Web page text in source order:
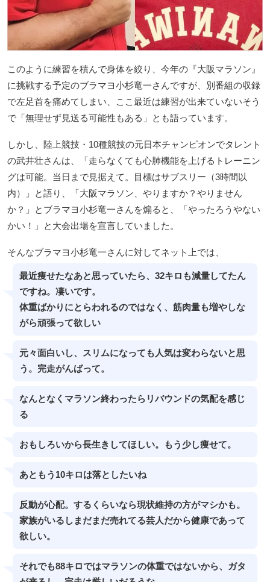
このように練習を積んで身体を絞り、今年の『大阪マラソン』
に挑戦する予定のブラマヨ小杉竜一さんですが、別番組の収録
で左足首を痛めてしまい、ここ最近は練習が出来ていないそう
で「無理せず見送る可能性もある」とも語っています。
しかし、陸上競技・10種競技の元日本チャンピオンでタレント
の武井壮さんは、「走らなくても心肺機能を上げるトレーニン
グは可能。当日まで見据えて。目標はサブスリー（3時間以
内）」と語り、「大阪マラソン、やりますか？やりません
か？」とブラマヨ小杉竜一さんを煽ると、「やったろうやない
かい！」と大会出場を宣言していました。
そんなブラマヨ小杉竜一さんに対してネット上では、
最近痩せたなあと思っていたら、32キロも減量してたん
ですね。凄いです。
体重ばかりにとらわれるのではなく、筋肉量も増やしな
がら頑張って欲しい
元々面白いし、スリムになっても人気は変わらないと思
う。完走がんばって。
なんとなくマラソン終わったらリバウンドの気配を感じ
る
おもしろいから長生きしてほしい。もう少し痩せて。
あともう10キロは落としたいね
反動が心配。するくらいなら現状維持の方がマシかも。
家族がいるしまだまだ売れてる芸人だから健康であって
欲しい。
それでも88キロではマラソンの体重ではないから、ガタ